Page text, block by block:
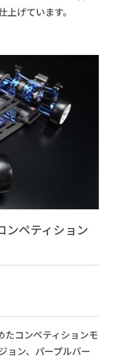
げています。
ンペティション
コンペティションモ
ョン、パープルバー